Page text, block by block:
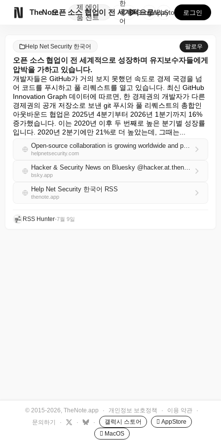
TheNote
제
품
에이
전트
오픈 소스 협업이 전 세계적으로 성장하며 유지보수자들에...
한
국
어
GooglePlay
AppStore 로그인
Help Net Security 한국어 팔로우
오픈 소스 협업이 전 세계적으로 성장하며 유지보수자들에게
압박을 가하고 있습니다.
개발자들은 GitHub가 거의 보지 못했던 속도로 경제 국경을 넘
어 코드를 푸시하고 풀 리퀘스트를 열고 있습니다. 최신 GitHub
Innovation Graph 데이터에 따르면, 한 경제권의 개발자가 다른
경제권의 공개 저장소로 보낸 git 푸시와 풀 리퀘스트의 총합인
아웃바운드 협업은 2025년 4분기부터 2026년 1분기까지 16%
증가했습니다. 이는 2020년 이후 두 번째로 높은 분기별 성장률
입니다. 2020년 2분기에만 21%로 더 높았는데, 그때는...
Open-source collaboration is growing worldwide and putting pressure on maintainers
helpnetsecurity.com
Hacker & Security News on Bluesky @hacker.at.thenote.app
bsky.app
Help Net Security 한국어 RSS
thenote.app
RSS Hunter•7월 9일
© 2015-2026, TheNote.app · 개인정보 보호정책 · 이용 약관
·
문의하기
· · · 갤럭시 스토어
 AppStore
 MacOS